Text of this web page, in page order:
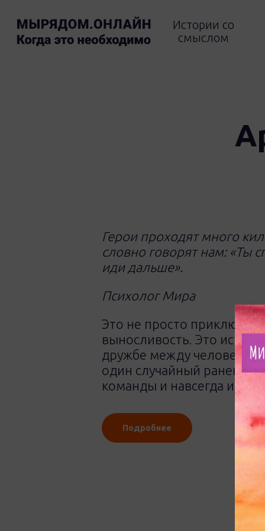
main
Истории со
смыслом
Герои проходят много
словно говорят нам: «Ты
иди дальше».
Психолог Мира
Это не просто
выносливость. Это
дружбе между человеком
один случайный раненый
команды и навсегда
Подробнее